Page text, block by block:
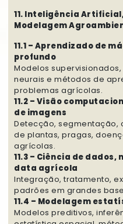
11. Inteligência
Modelagem
11.1 – Aprendizado de
profundo
Modelos
neurais e métodos de
problemas agrícolas.
11.2 – Visão
de imagens
Detecção, segmentação,
de plantas, pragas,
agrícolas.
11.3 – Ciência de
data agrícola
Integração, tratamento,
padrões em grandes
11.4 – Modelagem
Modelos preditivos,